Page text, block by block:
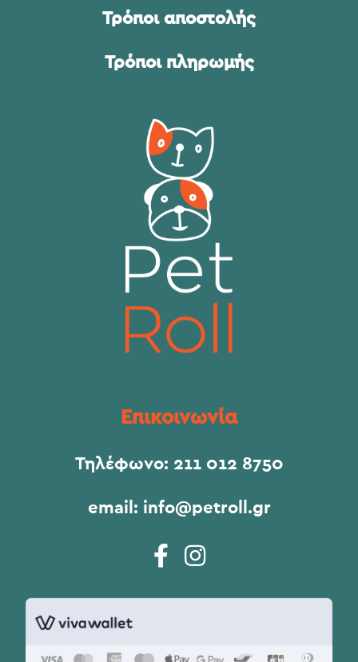
Τρόποι αποστολής
Τρόποι πληρωμής
Επικοινωνία
Τηλέφωνο: 211 012 8750
email: info@petroll.gr